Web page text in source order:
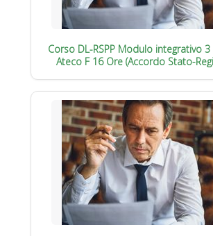
Corso DL-RSPP Modulo integrativo
Ateco F 16 Ore (Accordo Stato-